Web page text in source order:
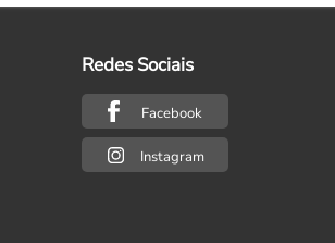
Redes Sociais
Facebook
Instagram